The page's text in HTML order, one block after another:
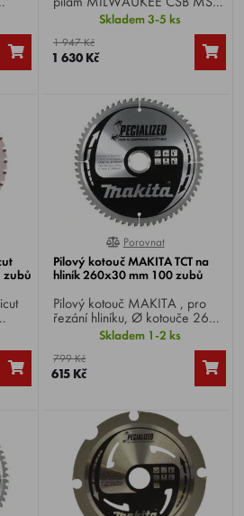
Alu , průměr kotouče 216 mm,
průměr hřídele 30 mm, 80
zubů.
Skladem 3-5 ks
1 947 Kč
1 630 Kč
zubů
0%
Porovnat
Pilový kotouč MAKITA TCT na
hliník 260x30 mm 100 zubů
Pilový kotouč MAKITA , pro
řezání hliníku, Ø kotouče 260
mm, Ø vrtání 30 mm, 100
zubů, tloušťka zubu 2,6 mm.
Skladem 1-2 ks
799 Kč
615 Kč